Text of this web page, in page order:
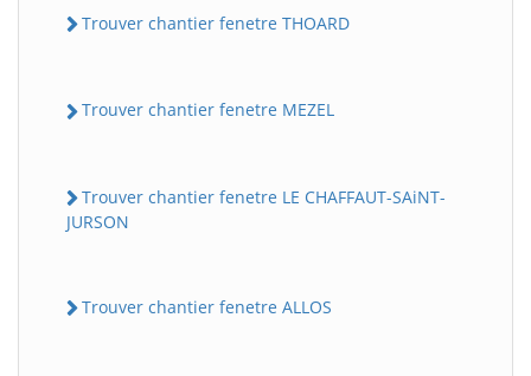
Trouver chantier fenetre THOARD
Trouver chantier fenetre MEZEL
Trouver chantier fenetre LE CHAFFAUT-SAiNT-
JURSON
Trouver chantier fenetre ALLOS